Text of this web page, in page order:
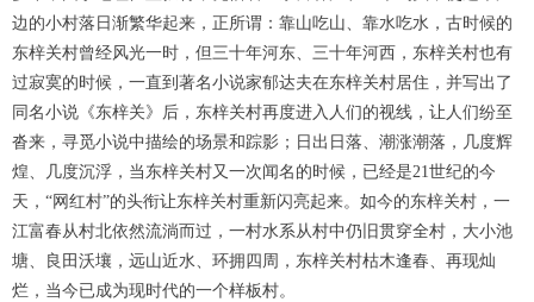
边的小村落日渐繁华起来，正所谓：靠山吃山、靠水吃水，古时候的
东梓关村曾经风光一时，但三十年河东、三十年河西，东梓关村也有
过寂寞的时候，一直到著名小说家郁达夫在东梓关村居住，并写出了
同名小说《东梓关》后，东梓关村再度进入人们的视线，让人们纷至
沓来，寻觅小说中描绘的场景和踪影；日出日落、潮涨潮落，几度辉
煌、几度沉浮，当东梓关村又一次闻名的时候，已经是21世纪的今
天，“网红村”的头衔让东梓关村重新闪亮起来。如今的东梓关村，一
江富春从村北依然流淌而过，一村水系从村中仍旧贯穿全村，大小池
塘、良田沃壤，远山近水、环拥四周，东梓关村枯木逢春、再现灿
烂，当今已成为现时代的一个样板村。